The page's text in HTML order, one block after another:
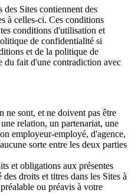
Sites contiennent des
à celles-ci. Ces conditions
conditions d'utilisation et
de confidentialité si
et de la politique de
du fait d'une contradiction avec
ne sont, et ne doivent pas être
relation, un partenariat, une
employeur-employé, d'agence,
sorte entre les deux parties
et obligations aux présentes
droits et titres dans les Sites à
ou préavis à votre